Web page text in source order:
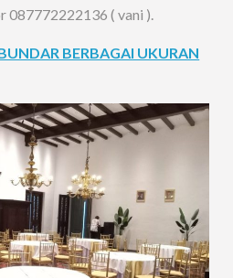
087772222136 ( vani ).
BERBAGAI UKURAN